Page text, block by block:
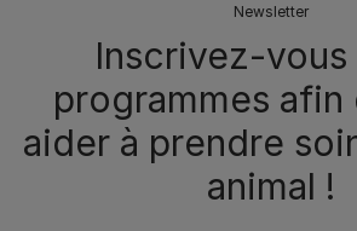
Newsletter
Inscrivez-vous
programmes afin
aider à prendre
animal !